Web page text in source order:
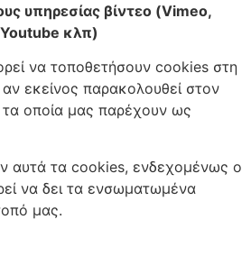
υπηρεσίας βίντεο (Vimeo,
κλπ)
να τοποθετήσουν cookies στη
εκείνος παρακολουθεί στον
τα οποία μας παρέχουν ως
αυτά τα cookies, ενδεχομένως ο
να δει τα ενσωματωμένα
μας.